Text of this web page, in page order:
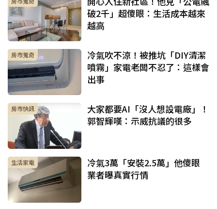
破2千」超傻眼：生活成本越來
越高
房市蒐奇
冷氣吹不涼！被推坑「DIY清潔
噴霧」家電老闆不忍了：這樣會
出事
房市快訊
大家都要AI「沒人想設電廠」！
郭智輝嘆：示威抗議的很多
生活家電
冷氣3萬「安裝2.5萬」他傻眼
業者曝真實行情